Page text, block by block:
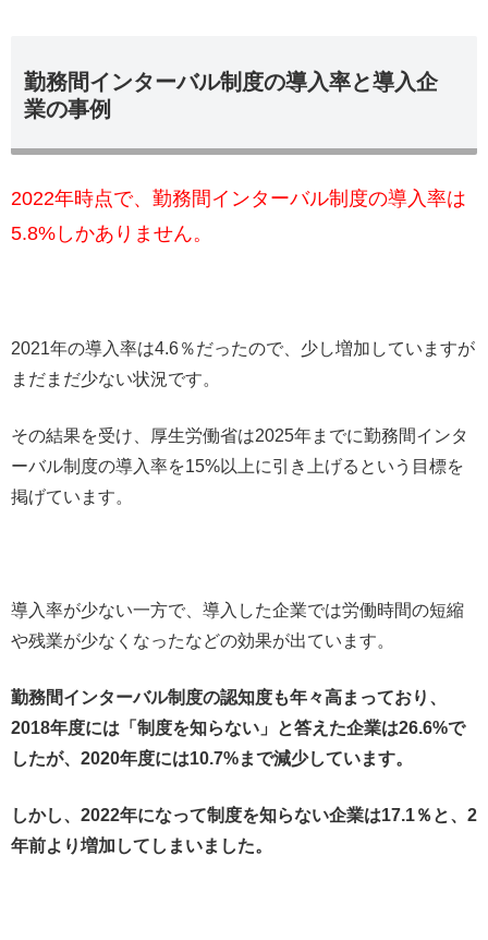
勤務間インターバル制度の導入率と導入企
業の事例
2022年時点で、勤務間インターバル制度の導入率は
5.8%しかありません。
2021年の導入率は4.6％だったので、少し増加していますが
まだまだ少ない状況です。
その結果を受け、厚生労働省は2025年までに勤務間インタ
ーバル制度の導入率を15%以上に引き上げるという目標を
掲げています。
導入率が少ない一方で、導入した企業では労働時間の短縮
や残業が少なくなったなどの効果が出ています。
勤務間インターバル制度の認知度も年々高まっており、
2018年度には「制度を知らない」と答えた企業は26.6%で
したが、2020年度には10.7%まで減少しています。
しかし、2022年になって制度を知らない企業は17.1％と、2
年前より増加してしまいました。